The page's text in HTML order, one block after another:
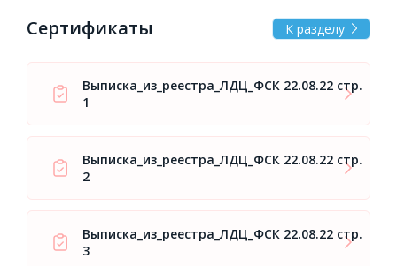
Сертификаты К разделу
Выписка_из_реестра_ЛДЦ_ФСК 22.08.22 стр.
1
Выписка_из_реестра_ЛДЦ_ФСК 22.08.22 стр.
2
Выписка_из_реестра_ЛДЦ_ФСК 22.08.22 стр.
3